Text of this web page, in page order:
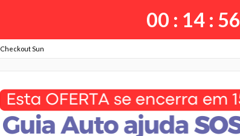
00 : 14: 55
Checkout Sun